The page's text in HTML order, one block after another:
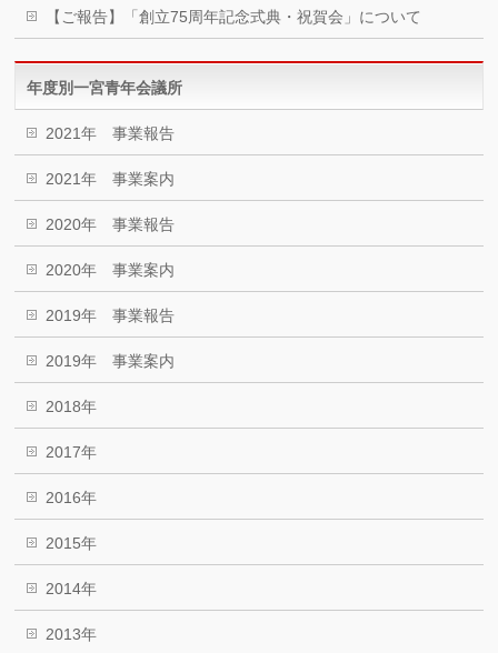
【ご報告】「創立75周年記念式典・祝賀会」について
年度別一宮青年会議所
2021年 事業報告
2021年 事業案内
2020年 事業報告
2020年 事業案内
2019年 事業報告
2019年 事業案内
2018年
2017年
2016年
2015年
2014年
2013年